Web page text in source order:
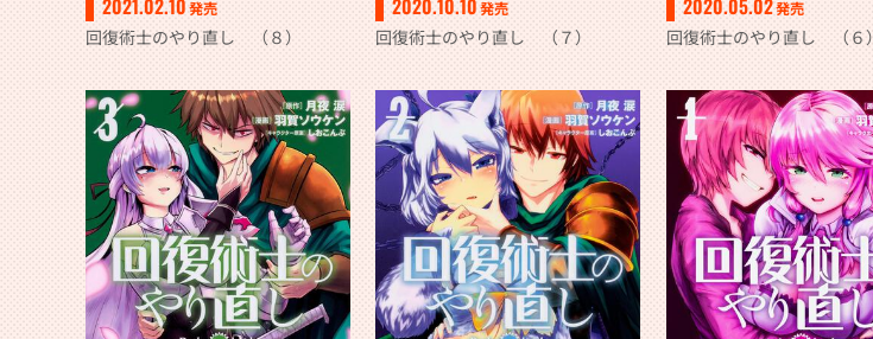
2021.02.10発売
回復術士のやり直し （８）
2020.10.10発売
回復術士のやり直し （７）
2020.05.02発売
回復術士のやり直し （６）